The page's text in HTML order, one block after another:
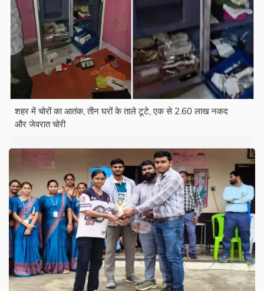
शहर में चोरों का आतंक, तीन घरों के ताले टूटे, एक से 2.60 लाख नकद
और जेवरात चोरी